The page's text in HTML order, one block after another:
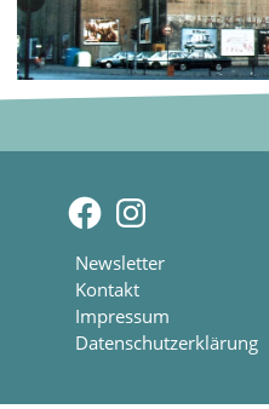
Facebook
Instagram
Newsletter
Kontakt
Impressum
Datenschutzerklärung